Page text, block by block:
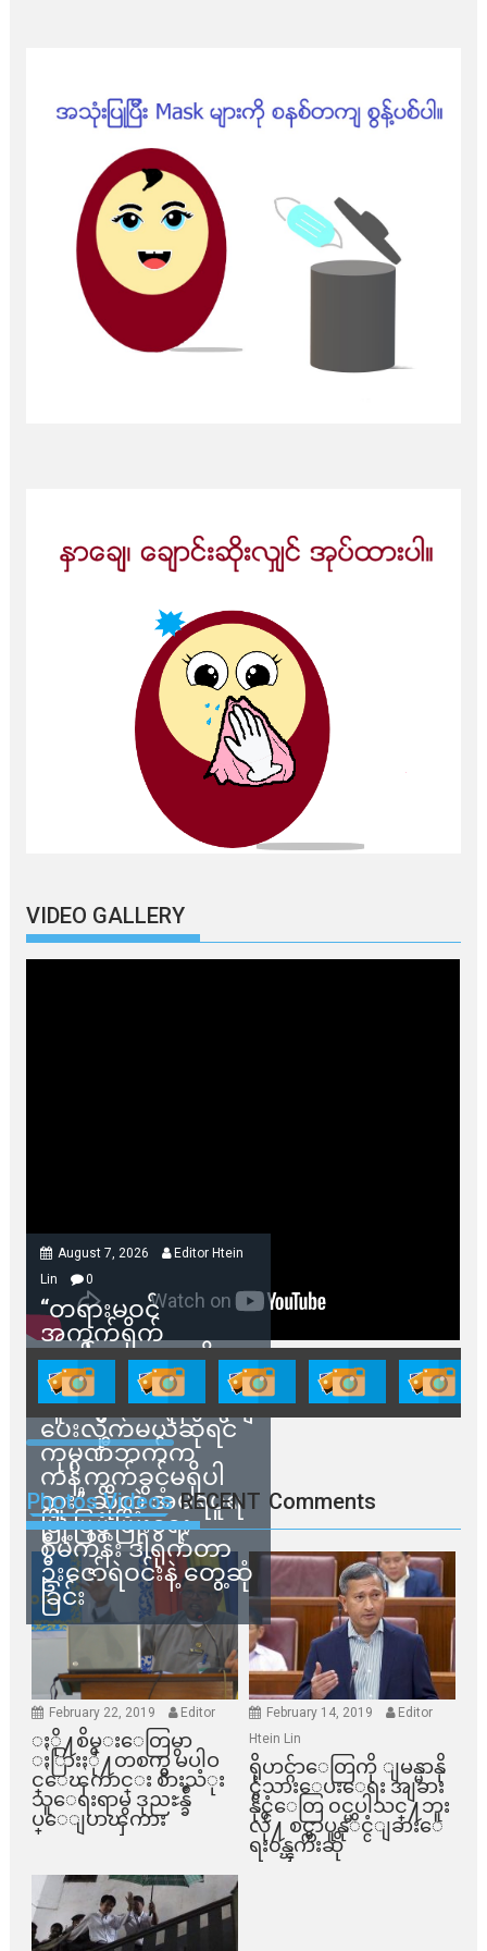
VIDEO GALLERY
August 7, 2026
Editor Htein
Lin
0
“တရားမဝင်
အကွက်ရိုက်
ရောင်းချမှုတွေကို
သက်ဆိုင်ရာတာဝန်ရှိ
သူတွေက ဂရန်တွေချ
ပေးလိုက်မယ်ဆိုရင်
ကုမ္ပဏီဘက်က
ကန့်ကွက်ခွင့်မရှိပါ
ဘူး” ဆိုတဲ့ အမရပူရ
မြို့ပြဖွံ့ဖြိုးရေး
စီမံကိန်း ဒါရိုက်တာ
ဦးဇော်ရဲဝင်းနဲ့ တွေ့ဆုံ
ခြင်း
Photos Videos RECENT Comments
February 22, 2019 Editor
ႏို႔စိမ္းေတြမွာ
ႏြားႏို႔တစက္မွ မပါဝ
င္ေၾကာင္း စားသံုး
သူေရးရာမွ ဒုညႊန္ခ်ဳ
ပ္ေျပာၾကား
February 14, 2019
Editor
Htein Lin
ရိုဟင္ဂ်ာေတြကို ျမန္မာနို
င္ငံသားေပးေရး အျခား
နိုင္ငံေတြ ၀င္မပါသင္႔ဘူး
လို႔ စင္ကာပူနုိင္ငံျခားေ
ရး၀န္ၾကီးဆို